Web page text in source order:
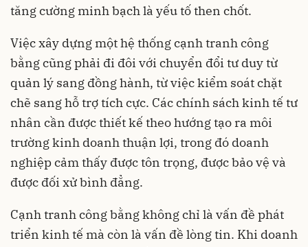
tăng cường minh bạch là yếu tố then chốt.
Việc xây dựng một hệ thống cạnh tranh công
bằng cũng phải đi đôi với chuyển đổi tư duy từ
quản lý sang đồng hành, từ việc kiểm soát chặt
chẽ sang hỗ trợ tích cực. Các chính sách kinh tế tư
nhân cần được thiết kế theo hướng tạo ra môi
trường kinh doanh thuận lợi, trong đó doanh
nghiệp cảm thấy được tôn trọng, được bảo vệ và
được đối xử bình đẳng.
Cạnh tranh công bằng không chỉ là vấn đề phát
triển kinh tế mà còn là vấn đề lòng tin. Khi doanh